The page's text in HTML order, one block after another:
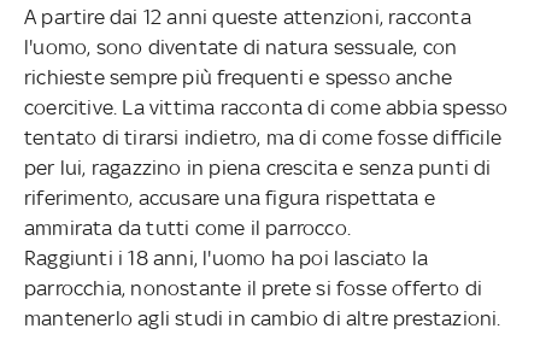
A partire dai 12 anni queste attenzioni, racconta
l'uomo, sono diventate di natura sessuale, con
richieste sempre più frequenti e spesso anche
coercitive. La vittima racconta di come abbia spesso
tentato di tirarsi indietro, ma di come fosse difficile
per lui, ragazzino in piena crescita e senza punti di
riferimento, accusare una figura rispettata e
ammirata da tutti come il parrocco.
Raggiunti i 18 anni, l'uomo ha poi lasciato la
parrocchia, nonostante il prete si fosse offerto di
mantenerlo agli studi in cambio di altre prestazioni.